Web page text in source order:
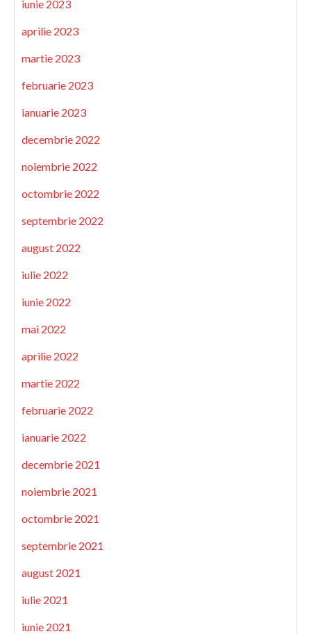
iunie 2023
aprilie 2023
martie 2023
februarie 2023
ianuarie 2023
decembrie 2022
noiembrie 2022
octombrie 2022
septembrie 2022
august 2022
iulie 2022
iunie 2022
mai 2022
aprilie 2022
martie 2022
februarie 2022
ianuarie 2022
decembrie 2021
noiembrie 2021
octombrie 2021
septembrie 2021
august 2021
iulie 2021
iunie 2021